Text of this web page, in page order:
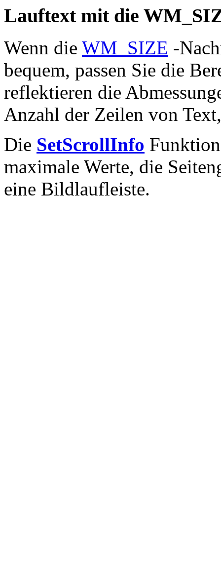
Lauftext mit die
Wenn die WM_SIZE -
bequem, passen Sie die
reflektieren die
Anzahl der Zeilen von
Die SetScrollInfo
maximale Werte, die
eine Bildlaufleiste.